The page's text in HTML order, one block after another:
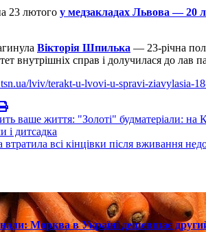
23 лютого у медзакладах Львова — 20
Вікторія Шпилька — 23-річна
внутрішніх справ і долучилася до лав
lviv/terakt-u-lvovi-u-spravi-ziavylasia-
ваше життя: "Золоті" будматеріали: на
і дитсадка
всі кінцівки після вживання
Морква в Україні дешевшає